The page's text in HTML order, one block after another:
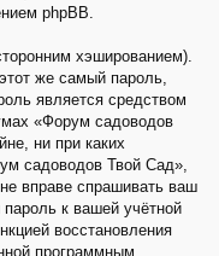
phpBB.
хэшированием).
же самый пароль,
является средством
«Форум садоводов
ни при каких
садоводов Твой Сад»,
вправе спрашивать ваш
к вашей учётной
восстановления
программным